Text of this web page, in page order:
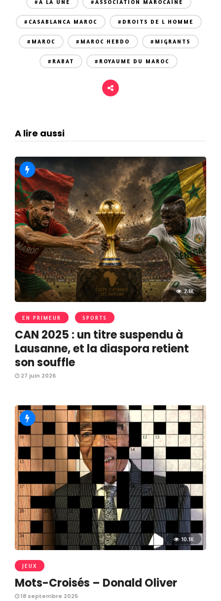
#A LA UNE #ASSOCIATION MAROCAINE
#CASABLANCA MAROC #DROITS DE L HOMME
#MAROC #MAROC HEBDO #MIGRANTS
#RABAT #ROYAUME DU MAROC
A lire aussi
2.1K
EN PRIMEUR SPORTS
CAN 2025 : un titre suspendu à
Lausanne, et la diaspora retient
son souffle
27 juin 2026
10.1K
JEUX
Mots-Croisés – Donald Oliver
18 septembre 2025